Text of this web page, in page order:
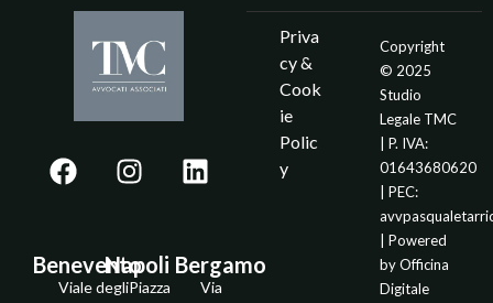
Benevento
Viale degli
Napoli
Piazza
Bergamo
Via
Priva
cy &
Cook
ie
Polic
y
Copyright
© 2025
Studio
Legale TMC
| P. IVA:
01643680620
| PEC:
| Powered
byOfficina
Digitale